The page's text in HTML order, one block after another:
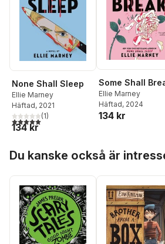
None Shall Sleep
Ellie Marney
Häftad, 2021
5,0utav 5 stjärnor. Totalt antal röster:
(1)
134 kr
Some Shall
Ellie Marney
Häftad, 2024
134 kr
Du kanske också är